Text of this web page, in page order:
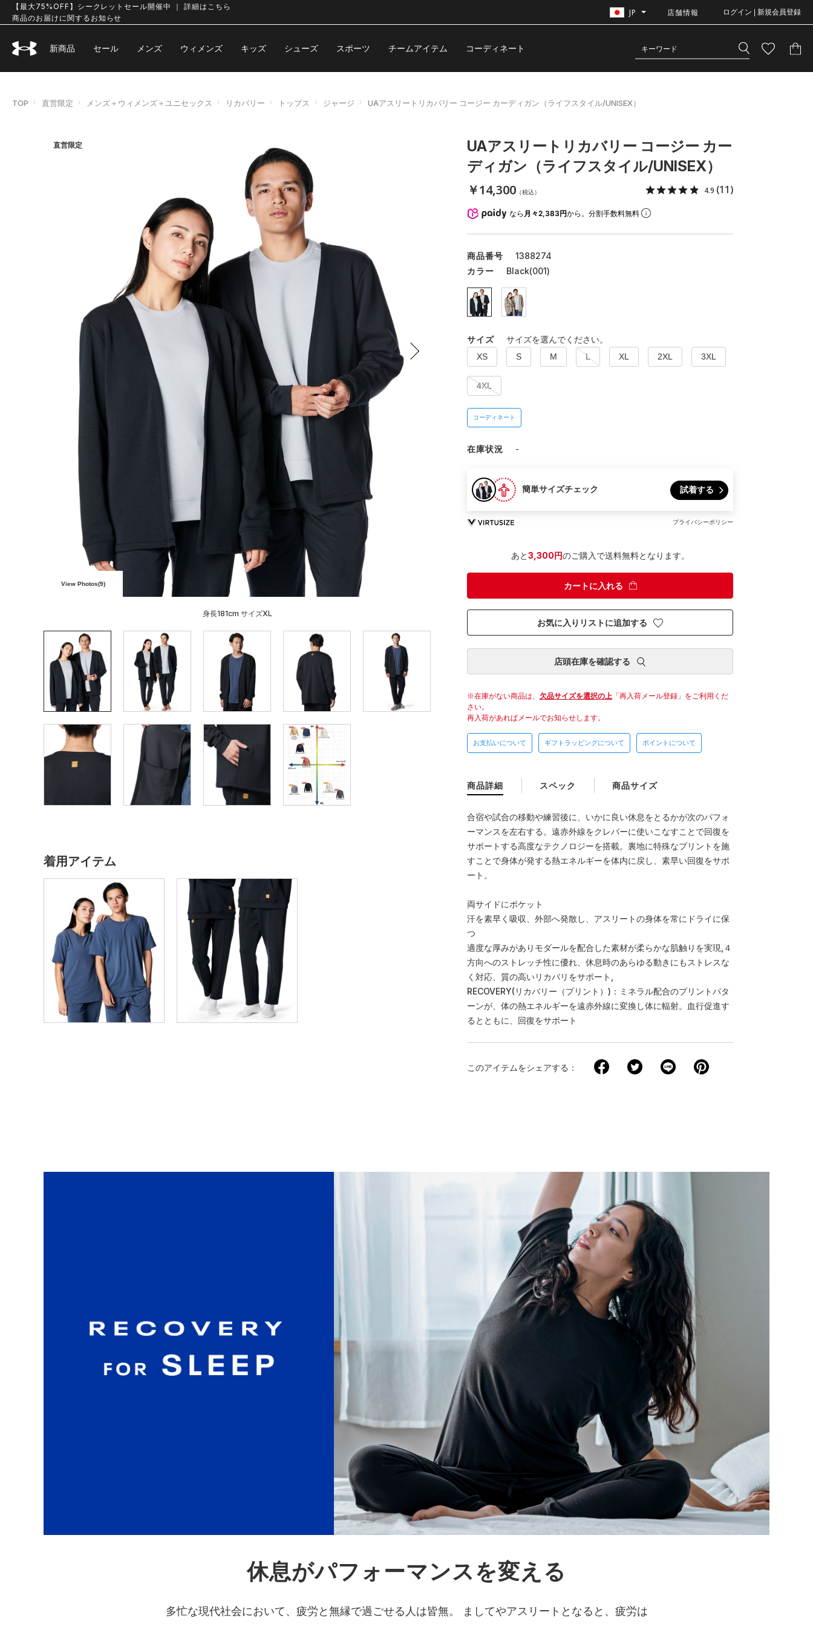
【最大75%OFF】シークレットセール開催中 ｜ 詳細はこちら
商品のお届けに関するお知らせ
JP 店舗情報 ログイン | 新規会員登録
新商品 セール メンズ ウィメンズ キッズ シューズ スポーツ チームアイテム コーディネート
TOP 直営限定 メンズ＋ウィメンズ＋ユニセックス リカバリー トップス ジャージ UAアスリートリカバリー コージー カーディガン（ライフスタイル/UNISEX）
直営限定
View Photos(9)
身長181cm サイズXL
着用アイテム
UAアスリートリカバリー コージー カー
ディガン（ライフスタイル/UNISEX）
￥14,300 （税込） 4.9 (11)
なら 月々2,383円から。分割手数料無料
商品番号
1388274
カラー
Black(001)
サイズ サイズを選んでください。
XS S M L XL 2XL 3XL
4XL
コーディネート
在庫状況 -
簡単サイズチェック 試着する
プライバシーポリシー
あと3,300円のご購入で送料無料となります。
カートに入れる
お気に入りリストに追加する
店頭在庫を確認する
在庫がない商品は、 欠品サイズを選択の上 「再入荷メール登録」をご利用くだ
さい。
再入荷があればメールでお知らせします。
お支払いについて ギフトラッピングについて ポイントについて
商品詳細
合宿や試合の移動や練習後に、いかに良い休息をとるかが次のパフォ
ーマンスを左右する。遠赤外線をクレバーに使いこなすことで回復を
サポートする高度なテクノロジーを搭載。裏地に特殊なプリントを施
すことで身体が発する熱エネルギーを体内に戻し、素早い回復をサポ
ート。
両サイドにポケット
汗を素早く吸収、外部へ発散し、アスリートの身体を常にドライに保
つ
適度な厚みがありモダールを配合した素材が柔らかな肌触りを実現,４
方向へのストレッチ性に優れ、休息時のあらゆる動きにもストレスな
く対応、質の高いリカバリをサポート,
RECOVERY(リカバリー（プリント）)：ミネラル配合のプリントパタ
ーンが、体の熱エネルギーを遠赤外線に変換し体に輻射。血行促進す
るとともに、回復をサポート
スペック 商品サイズ
このアイテムをシェアする
休息がパフォーマンスを変える
多忙な現代社会において、疲労と無縁で過ごせる人は皆無。 ましてやアスリートとなると、疲労は